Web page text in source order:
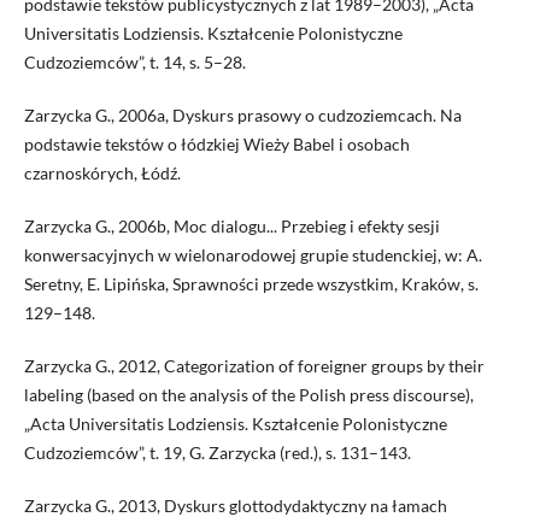
Universitatis Lodziensis. Kształcenie Polonistyczne
Cudzoziemców”, t. 14, s. 5–28.
Zarzycka G., 2006a, Dyskurs prasowy o cudzoziemcach. Na
podstawie tekstów o łódzkiej Wieży Babel i osobach
czarnoskórych, Łódź.
Zarzycka G., 2006b, Moc dialogu... Przebieg i efekty sesji
konwersacyjnych w wielonarodowej grupie studenckiej, w: A.
Seretny, E. Lipińska, Sprawności przede wszystkim, Kraków, s.
129–148.
Zarzycka G., 2012, Categorization of foreigner groups by their
labeling (based on the analysis of the Polish press discourse),
„Acta Universitatis Lodziensis. Kształcenie Polonistyczne
Cudzoziemców”, t. 19, G. Zarzycka (red.), s. 131–143.
Zarzycka G., 2013, Dyskurs glottodydaktyczny na łamach